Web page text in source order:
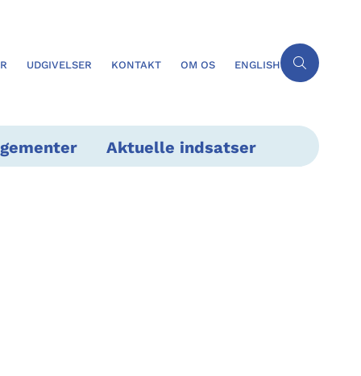
UDGIVELSER KONTAKT OM OS ENGLISH
Aktuelle indsatser